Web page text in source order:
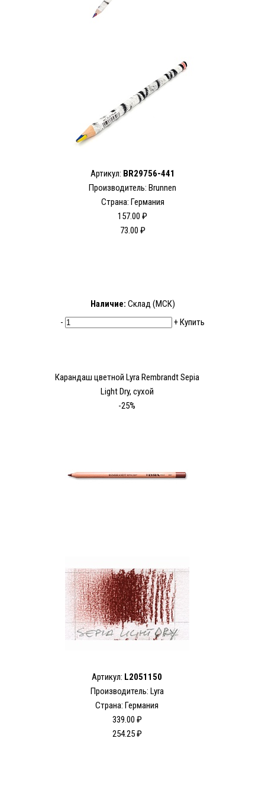
Артикул: BR29756-441
Производитель: Brunnen
Страна: Германия
157.00 ₽
73.00 ₽
Наличие: Склад (МСК)
-
+Купить
Карандаш цветной Lyra Rembrandt Sepia
Light Dry, сухой
-25%
Артикул: L2051150
Производитель: Lyra
Страна: Германия
339.00 ₽
254.25 ₽